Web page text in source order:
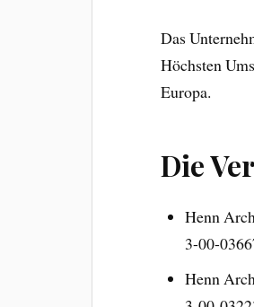
Das
Höchsten
Europa.
Die
Henn
3-00-
Henn